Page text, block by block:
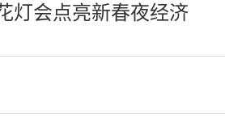
灯会点亮新春夜经济